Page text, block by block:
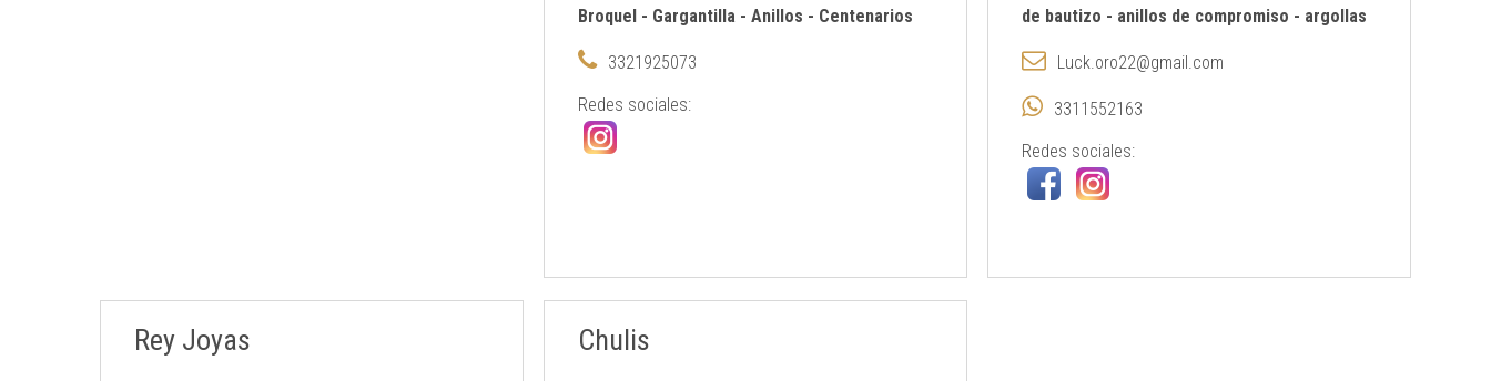
Broquel - Gargantilla - Anillos - Centenarios
3321925073
Redes sociales:
de bautizo - anillos de compromiso - argollas
Luck.oro22@gmail.com
3311552163
Redes sociales:
Rey Joyas Chulis